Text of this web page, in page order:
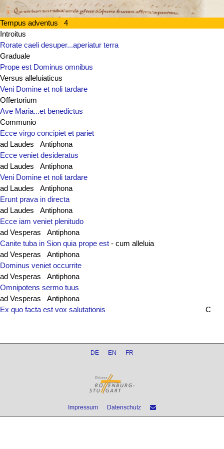
Tempus adventus 4
Introitus
Rorate caeli desuper...aperiatur terra
Graduale
Prope est Dominus omnibus
Versus alleluiaticus
Veni Domine et noli tardare
Offertorium
Ave Maria...et benedictus
Communio
Ecce virgo concipiet et pariet
ad Laudes Antiphona
Ecce veniet desideratus
ad Laudes Antiphona
Veni Domine et noli tardare
ad Laudes Antiphona
Erunt prava in directa
ad Laudes Antiphona
Ecce iam veniet plenitudo
ad Vesperas Antiphona
Canite tuba in Sion quia prope est - cum alleluia
ad Vesperas Antiphona
Dominus veniet occurrite
ad Vesperas Antiphona
Omnipotens sermo tuus
ad Vesperas Antiphona
Ex quo facta est vox salutationis
C
DE EN FR
Impressum Datenschutz